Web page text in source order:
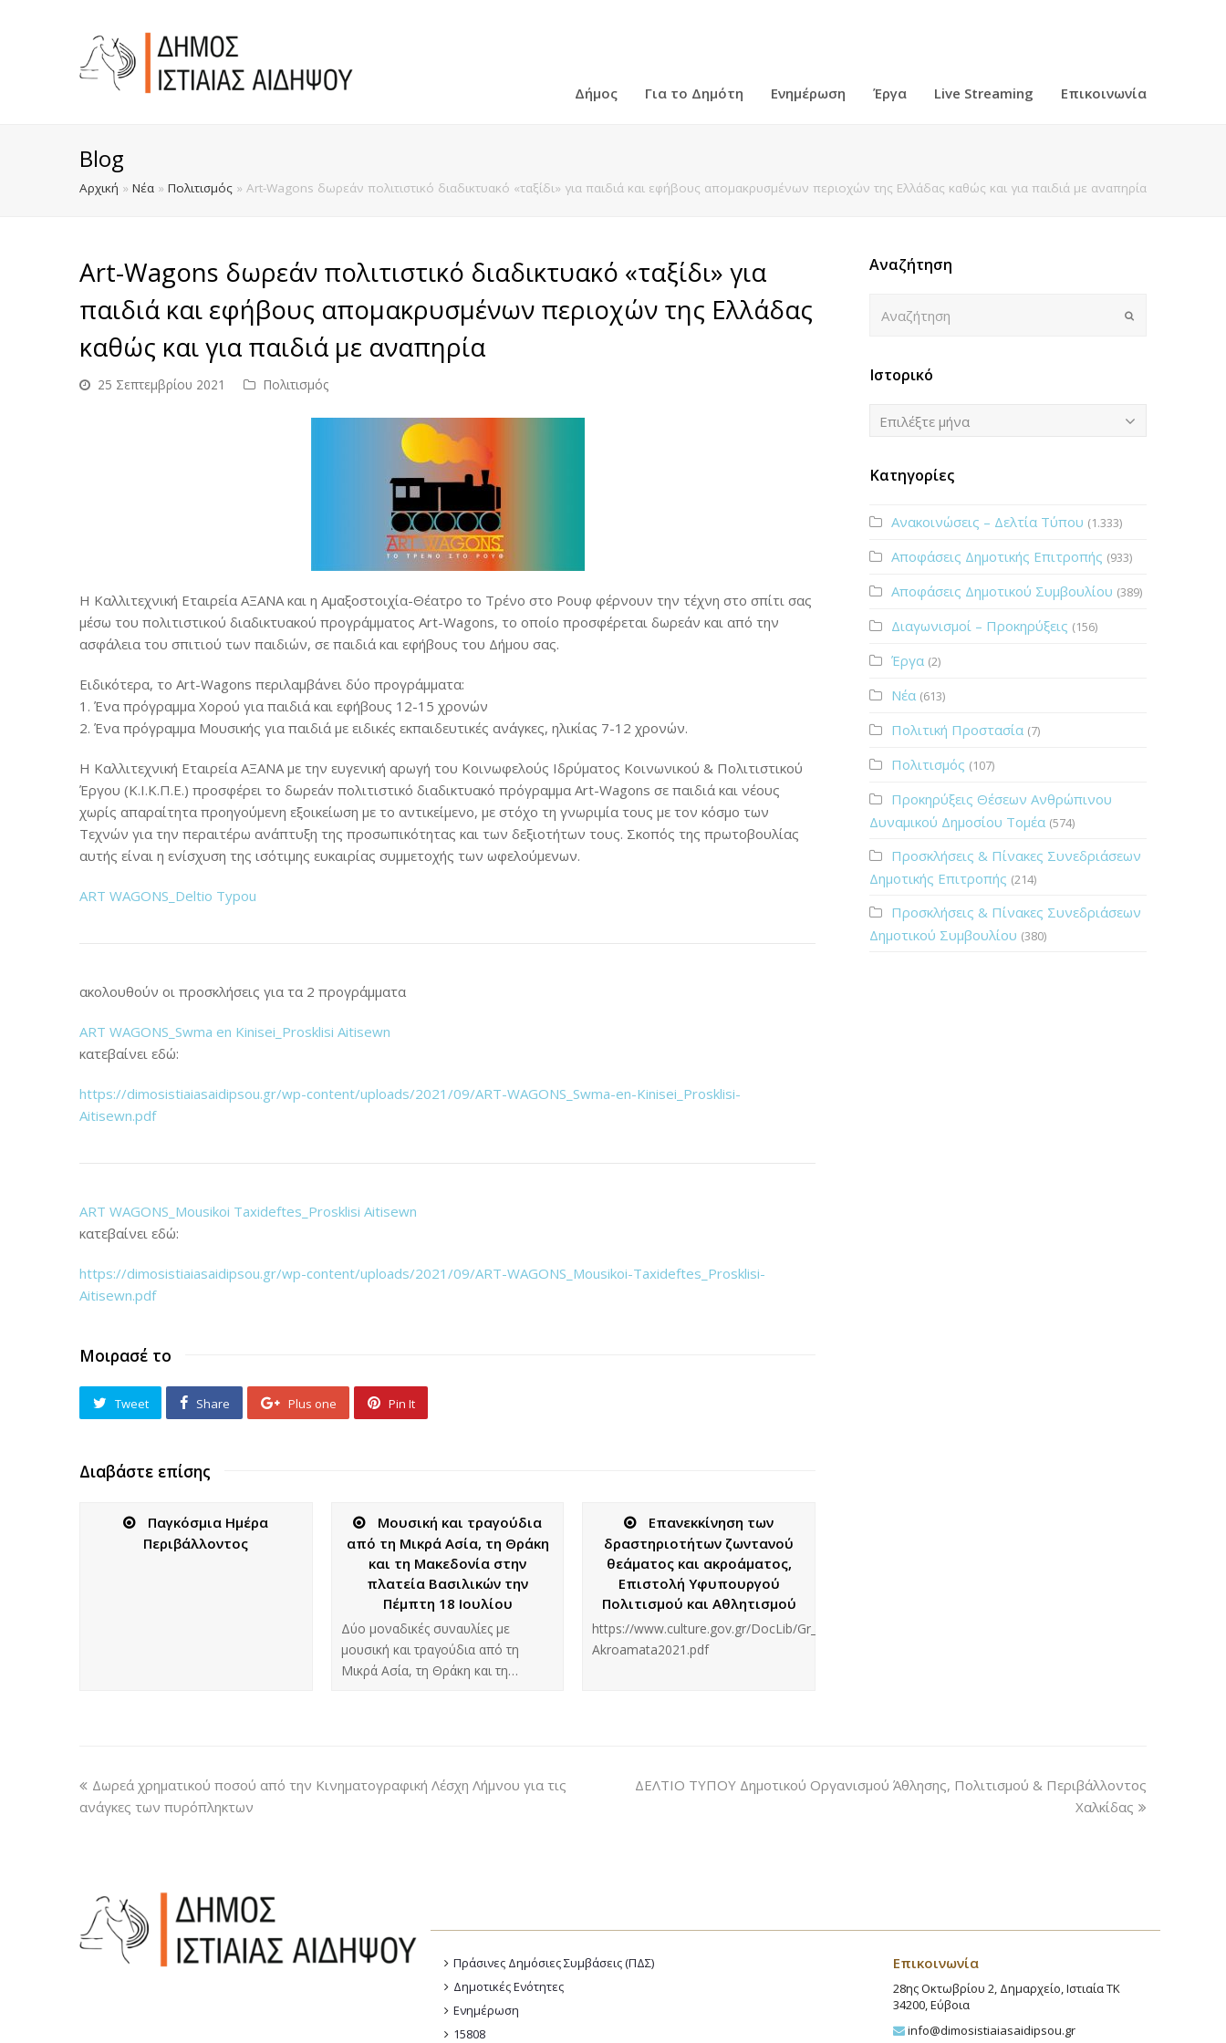
Δήμος Για το Δημότη Ενημέρωση Έργα Live Streaming Επικοινωνία
Blog
Αρχική » Νέα » Πολιτισμός » Αrt-Wagons δωρεάν πολιτιστικό διαδικτυακό «ταξίδι» για παιδιά και εφήβους απομακρυσμένων περιοχών της Ελλάδας καθώς και για παιδιά με αναπηρία
Αrt-Wagons δωρεάν πολιτιστικό διαδικτυακό «ταξίδι» για
παιδιά και εφήβους απομακρυσμένων περιοχών της Ελλάδας
καθώς και για παιδιά με αναπηρία
25 Σεπτεμβρίου 2021 Πολιτισμός
H Καλλιτεχνική Εταιρεία ΑΞΑΝΑ και η Αμαξοστοιχία-Θέατρο το Τρένο στο Ρουφ φέρνουν την τέχνη στο σπίτι σας
μέσω του πολιτιστικού διαδικτυακού προγράμματος Art-Wagons, το οποίο προσφέρεται δωρεάν και από την
ασφάλεια του σπιτιού των παιδιών, σε παιδιά και εφήβους του Δήμου σας.
Ειδικότερα, το Art-Wagons περιλαμβάνει δύο προγράμματα:
1. Ένα πρόγραμμα Χορού για παιδιά και εφήβους 12-15 χρονών
2. Ένα πρόγραμμα Μουσικής για παιδιά με ειδικές εκπαιδευτικές ανάγκες, ηλικίας 7-12 χρονών.
Η Καλλιτεχνική Εταιρεία ΑΞΑΝΑ με την ευγενική αρωγή του Κοινωφελούς Ιδρύματος Κοινωνικού & Πολιτιστικού
Έργου (Κ.Ι.Κ.Π.Ε.) προσφέρει το δωρεάν πολιτιστικό διαδικτυακό πρόγραμμα Art-Wagons σε παιδιά και νέους
χωρίς απαραίτητα προηγούμενη εξοικείωση με το αντικείμενο, με στόχο τη γνωριμία τους με τον κόσμο των
Τεχνών για την περαιτέρω ανάπτυξη της προσωπικότητας και των δεξιοτήτων τους. Σκοπός της πρωτοβουλίας
αυτής είναι η ενίσχυση της ισότιμης ευκαιρίας συμμετοχής των ωφελούμενων.
ART WAGONS_Deltio Typou
ακολουθούν οι προσκλήσεις για τα 2 προγράμματα
ART WAGONS_Swma en Kinisei_Prosklisi Aitisewn
κατεβαίνει εδώ:
https://dimosistiaiasaidipsou.gr/wp-content/uploads/2021/09/ART-WAGONS_Swma-en-Kinisei_Prosklisi-
Aitisewn.pdf
ART WAGONS_Mousikoi Taxideftes_Prosklisi Aitisewn
κατεβαίνει εδώ:
https://dimosistiaiasaidipsou.gr/wp-content/uploads/2021/09/ART-WAGONS_Mousikoi-Taxideftes_Prosklisi-
Aitisewn.pdf
Μοιρασέ το
Tweet Share Plus one Pin It
Διαβάστε επίσης
Παγκόσμια Ημέρα
Περιβάλλοντος
Mουσική και τραγούδια
από τη Μικρά Ασία, τη Θράκη
και τη Μακεδονία στην
πλατεία Βασιλικών την
Πέμπτη 18 Ιουλίου
Δύο μοναδικές συναυλίες με
μουσική και τραγούδια από τη
Μικρά Ασία, τη Θράκη και τη…
Επανεκκίνηση των
δραστηριοτήτων ζωντανού
θεάματος και ακροάματος,
Επιστολή Υφυπουργού
Πολιτισμού και Αθλητισμού
https://www.culture.gov.gr/DocLib/Gr_GGSP_odigiesTheamata-
Akroamata2021.pdf
Αναζήτηση
Ιστορικό
Ιστορικό
Επιλέξτε μήνα
Κατηγορίες
Ανακοινώσεις – Δελτία Τύπου (1.333)
Αποφάσεις Δημοτικής Επιτροπής (933)
Αποφάσεις Δημοτικού Συμβουλίου (389)
Διαγωνισμοί – Προκηρύξεις (156)
Έργα (2)
Νέα (613)
Πολιτική Προστασία (7)
Πολιτισμός (107)
Προκηρύξεις Θέσεων Ανθρώπινου
Δυναμικού Δημοσίου Τομέα (574)
Προσκλήσεις & Πίνακες Συνεδριάσεων
Δημοτικής Επιτροπής (214)
Προσκλήσεις & Πίνακες Συνεδριάσεων
Δημοτικού Συμβουλίου (380)
Δωρεά χρηματικού ποσού από την Κινηματογραφική Λέσχη Λήμνου για τις
ανάγκες των πυρόπληκτων
ΔΕΛΤΙΟ ΤΥΠΟΥ Δημοτικού Οργανισμού Άθλησης, Πολιτισμού & Περιβάλλοντος
Χαλκίδας
Πράσινες Δημόσιες Συμβάσεις (ΠΔΣ)
Δημοτικές Ενότητες
Ενημέρωση
15808
Επικοινωνία
28ης Οκτωβρίου 2, Δημαρχείο, Ιστιαία ΤΚ
34200, Εύβοια
info@dimosistiaiasaidipsou.gr